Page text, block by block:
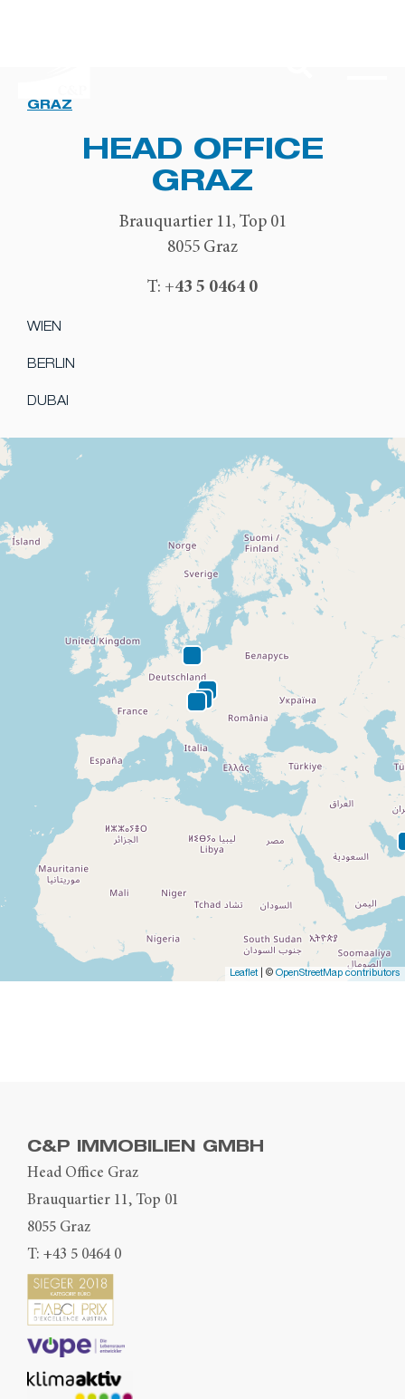
GRAZ
HEAD OFFICE
GRAZ
Brauquartier 11, Top 01
8055 Graz
T: +43 5 0464 0
WIEN
BERLIN
DUBAI
Leaflet| © OpenStreetMap contributors
C&P IMMOBILIEN GMBH
Head Office Graz
Brauquartier 11, Top 01
8055 Graz
T: +43 5 0464 0